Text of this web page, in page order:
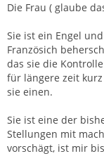
Die Frau ( glaube
Sie ist ein Engel
Französich
das sie die
für längere zeit
sie einen.
Sie ist eine der
Stellungen mit
vorschägt, ist mir